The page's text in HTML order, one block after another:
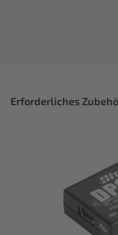
Erforderliches